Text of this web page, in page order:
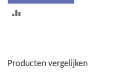
VERGELIJKEN
Producten vergelijken